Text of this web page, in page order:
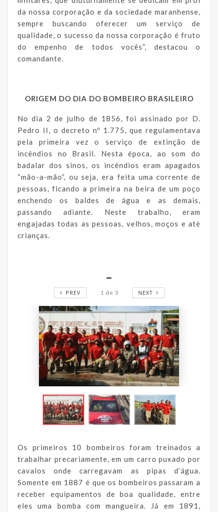
da nossa corporação e da sociedade maranhense,
sempre buscando oferecer um serviço de
qualidade, o sucesso da nossa corporação é fruto
do empenho de todos vocês”, destacou o
comandante.
ORIGEM DO DIA DO BOMBEIRO BRASILEIRO
No dia 2 de julho de 1856, foi assinado por D.
Pedro II, o decreto nº 1.775, que regulamentava
pela primeira vez o serviço de extinção de
incêndios no Brasil. Nesta época, ao som do
badalar dos sinos, os incêndios eram apagados
“mão-a-mão”, ou seja, era feita uma corrente de
pessoas, ficando a primeira na beira de um poço
enchendo os baldes de água e as demais,
passando adiante. Neste trabalho, eram
engajadas todas as pessoas, velhos, moços e até
crianças.
PREV 1 de 3 NEXT
Os primeiros 10 bombeiros foram treinados a
trabalhar precariamente, em um carro puxado por
cavalos onde carregavam as pipas d’água.
Somente em 1887 é que os bombeiros passaram a
receber equipamentos de boa qualidade, entre
eles uma bomba com mangueira. Já em 1891,